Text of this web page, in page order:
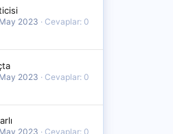
2023
Cevaplar: 0
2023
Cevaplar: 0
2023
Cevaplar: 0